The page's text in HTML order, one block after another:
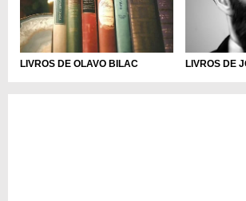
LIVROS DE OLAVO BILAC LIVROS DE